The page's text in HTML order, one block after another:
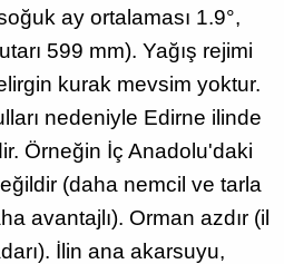
ay ortalaması 1.9°,
599 mm). Yağış rejimi
kurak mevsim yoktur.
nedeniyle Edirne ilinde
Örneğin İç Anadolu'daki
(daha nemcil ve tarla
avantajlı). Orman azdır (il
İlin ana akarsuyu,